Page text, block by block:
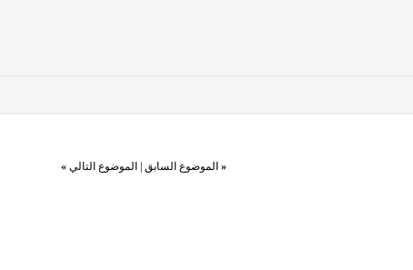
« الموضوع السابق الموضوع التالي »